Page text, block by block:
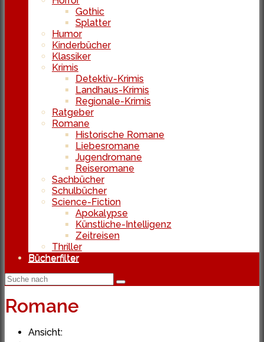
Gothic
Splatter
Humor
Kinderbücher
Klassiker
Krimis
Detektiv-Krimis
Landhaus-Krimis
Regionale-Krimis
Ratgeber
Romane
Historische Romane
Liebesromane
Jugendromane
Reiseromane
Sachbücher
Schulbücher
Science-Fiction
Apokalypse
Künstliche-Intelligenz
Zeitreisen
Thriller
Bücherfilter
Romane
Ansicht: